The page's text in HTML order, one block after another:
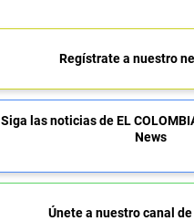
Regístrate a nuestro
Siga las noticias de EL
News
Únete a nuestro canal